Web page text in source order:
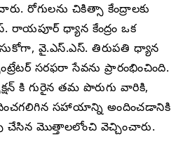
రోగులను చికిత్సా కేంద్రాలకు
రాయపూర్ ధ్యాన కేంద్రం ఒక
వై.ఎస్.ఎస్. తిరుపతి ధ్యాన
సరఫరా సేవను ప్రారంభించింది.
కి గురైన తమ పొరుగు వారికి,
సహాయాన్ని అందించడానికి
చేసిన మొత్తాలలోంచి వెచ్చించారు.